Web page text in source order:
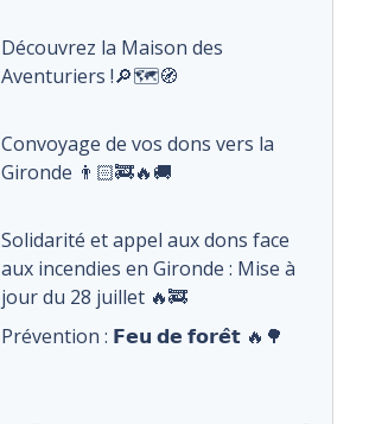
Découvrez la Maison des
Aventuriers !🔎🗺️🧭
Convoyage de vos dons vers la
Gironde 👨🏻‍🚒🔥🚚
Solidarité et appel aux dons face
aux incendies en Gironde : Mise à
jour du 28 juillet 🔥🚒
Prévention : 𝗙𝗲𝘂 𝗱𝗲 𝗳𝗼𝗿𝗲̂𝘁 🔥🌳